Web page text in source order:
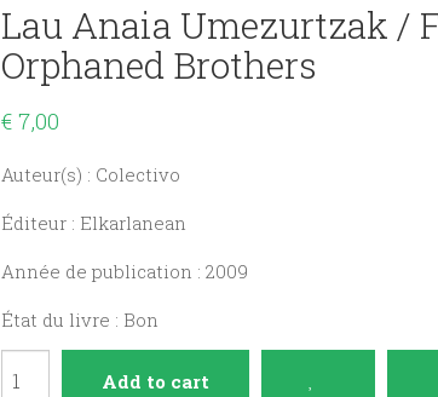
Lau Anaia Umezurtzak /
Orphaned Brothers
€ 7,00
Auteur(s) : Colectivo
Éditeur : Elkarlanean
Année de publication : 2009
État du livre : Bon
Add to cart